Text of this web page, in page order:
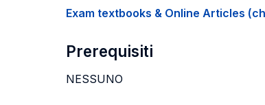
Exam textbooks & Online Articles
Prerequisiti
NESSUNO